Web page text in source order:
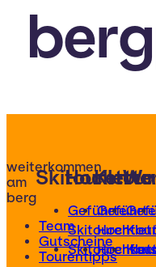
weiterkommen
am
berg
Team
Gutscheine
Tourentipps
Skitouren
Geführte
Skitouren
Geführte